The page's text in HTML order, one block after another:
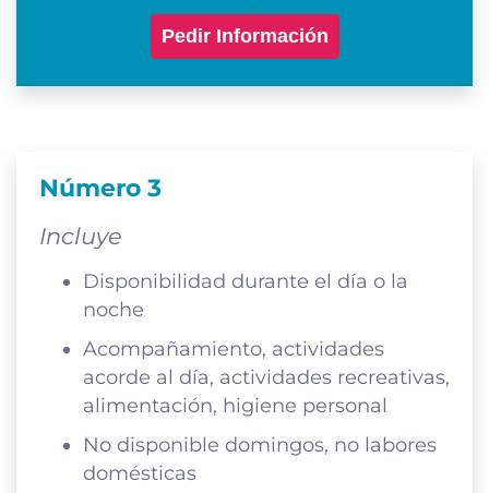
Pedir Información
Número 3
Incluye
Disponibilidad durante el día o la
noche
Acompañamiento, actividades
acorde al día, actividades recreativas,
alimentación, higiene personal
No disponible domingos, no labores
domésticas